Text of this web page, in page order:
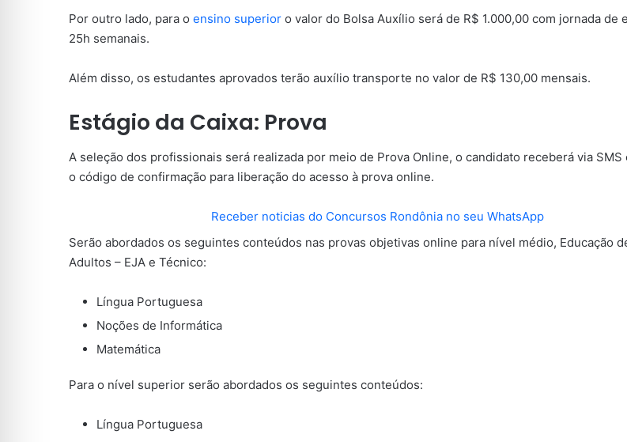
Por outro lado, para o ensino superior o valor do Bolsa Auxílio será de R$ 1.000,00 com jornada de
25h semanais.
Além disso, os estudantes aprovados terão auxílio transporte no valor de R$ 130,00 mensais.
Estágio da Caixa: Prova
A seleção dos profissionais será realizada por meio de Prova Online, o candidato receberá via SMS
o código de confirmação para liberação do acesso à prova online.
Receber noticias do Concursos Rondônia no seu WhatsApp
Serão abordados os seguintes conteúdos nas provas objetivas online para nível médio, Educação
Adultos – EJA e Técnico:
Língua Portuguesa
Noções de Informática
Matemática
Para o nível superior serão abordados os seguintes conteúdos:
Língua Portuguesa